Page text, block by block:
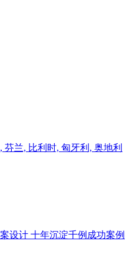
兰, 比利时, 匈牙利, 奥地利
设计 十年沉淀千例成功案例